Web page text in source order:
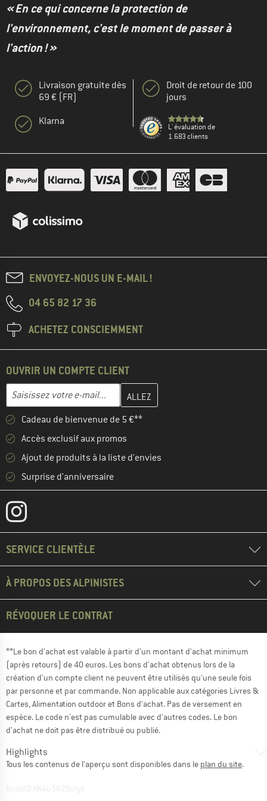
« En ce qui concerne la protection de
l'environnement, c'est le moment de passer à
l'action ! »
Livraison gratuite dès
69 € (FR)
Klarna
Droit de retour de 100
jours
L' évaluation de
1.683 clients
ENVOYEZ-NOUS UN E-MAIL !
04 65 82 17 36
ACHETEZ CONSCIEMMENT
OUVRIR UN COMPTE CLIENT
Adresse e-mail
Entrez votre adresse e-mail ici et créez votre compte client à la
Cadeau de bienvenue de 5 €**
Accès exclusif aux promos
Ajout de produits à la liste d'envies
Surprise d'anniversaire
SERVICE CLIENTÈLE
À PROPOS DES ALPINISTES
RÉVOQUER LE CONTRAT
**Le bon d'achat est valable à partir d'un montant d'achat minimum
(après retours) de 40 euros. Les bons d'achat obtenus lors de la
création d'un compte client ne peuvent être utilisés qu'une seule fois
par personne et par commande. Non applicable aux catégories Livres &
Cartes, Alimentation outdoor et Bons d'achat. Pas de versement en
espèce. Le code n'est pas cumulable avec d'autres codes. Le bon
d'achat ne doit pas être distribué ou publié.
Highlights
Tous les contenus de l'aperçu sont disponibles dans le plan du site.